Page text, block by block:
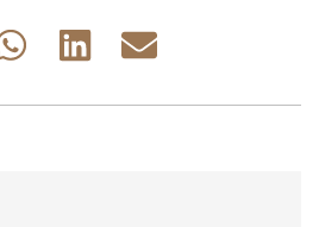
Share
Share
Share